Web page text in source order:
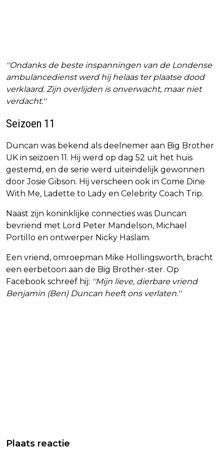
''Ondanks de beste inspanningen van de Londense
ambulancedienst werd hij helaas ter plaatse dood
verklaard. Zijn overlijden is onverwacht, maar niet
verdacht.''
Seizoen 11
Duncan was bekend als deelnemer aan Big Brother
UK in seizoen 11. Hij werd op dag 52 uit het huis
gestemd, en de serie werd uiteindelijk gewonnen
door Josie Gibson. Hij verscheen ook in Come Dine
With Me, Ladette to Lady en Celebrity Coach Trip.
Naast zijn koninklijke connecties was Duncan
bevriend met Lord Peter Mandelson, Michael
Portillo en ontwerper Nicky Haslam.
Een vriend, omroepman Mike Hollingsworth, bracht
een eerbetoon aan de Big Brother-ster. Op
Facebook schreef hij: ''Mijn lieve, dierbare vriend
Benjamin (Ben) Duncan heeft ons verlaten.''
Plaats reactie